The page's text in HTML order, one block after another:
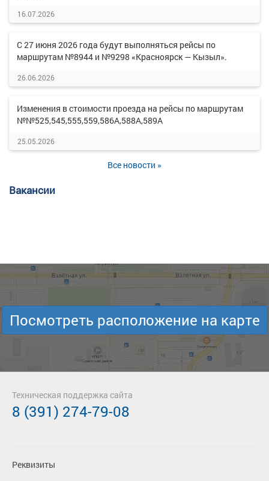
16.07.2026
С 27 июня 2026 года будут выполняться рейсы по
маршрутам №8944 и №9298 «Красноярск — Кызыл».
26.06.2026
Изменения в стоимости проезда на рейсы по маршрутам
№№525,545,555,559,586А,588А,589А
25.05.2026
Все новости »
Вакансии
Посмотреть расположение на карте
Реквизиты
Техническая поддержка сайта
8 (391) 274-79-08